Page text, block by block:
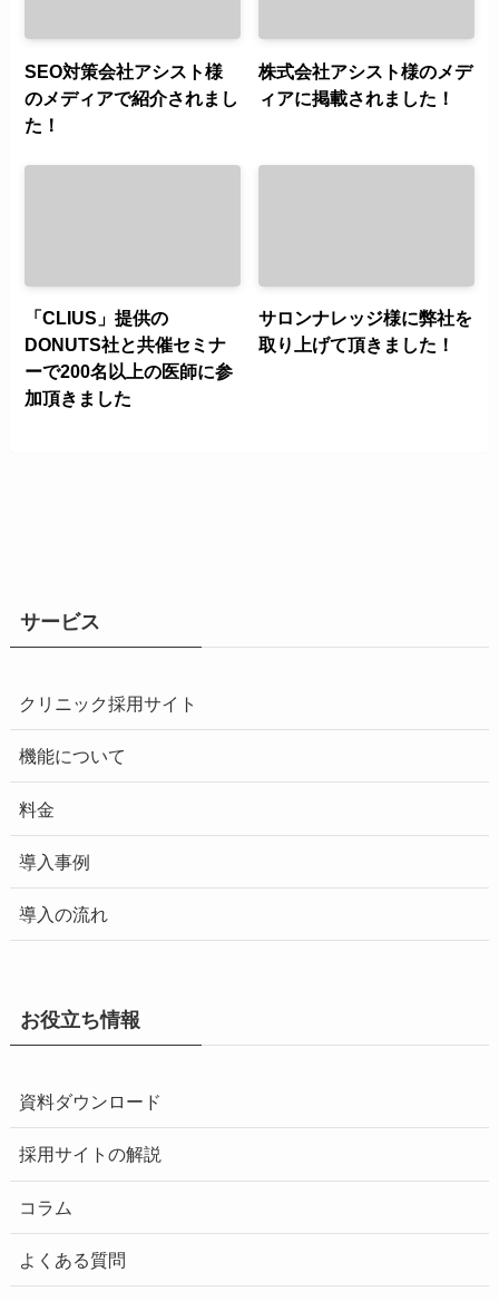
SEO対策会社アシスト様
のメディアで紹介されまし
た！
株式会社アシスト様のメデ
ィアに掲載されました！
「CLIUS」提供の
DONUTS社と共催セミナ
ーで200名以上の医師に参
加頂きました
サロンナレッジ様に弊社を
取り上げて頂きました！
サービス
クリニック採用サイト
機能について
料金
導入事例
導入の流れ
お役立ち情報
資料ダウンロード
採用サイトの解説
コラム
よくある質問